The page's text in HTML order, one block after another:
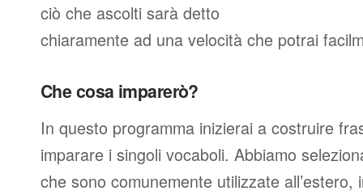
ciò che ascolti sarà detto
chiaramente ad una velocità che potrai
Che cosa imparerò?
In questo programma inizierai a costruire
imparare i singoli vocaboli. Abbiamo
che sono comunemente utilizzate